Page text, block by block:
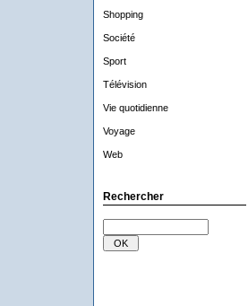
Shopping
Société
Sport
Télévision
Vie quotidienne
Voyage
Web
Rechercher